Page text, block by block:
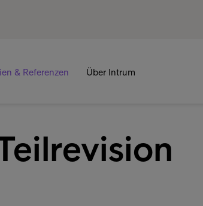
& Referenzen Über Intrum